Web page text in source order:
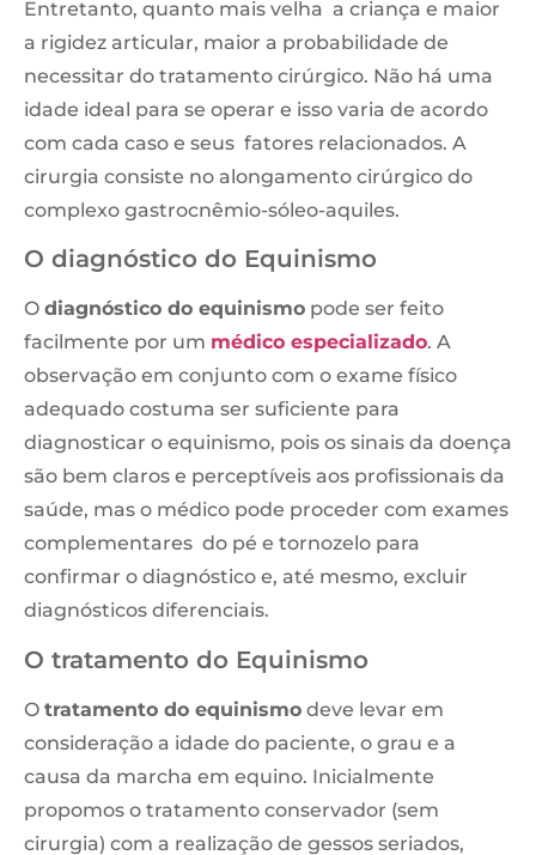
Entretanto, quanto mais velha a criança e maior
a rigidez articular, maior a probabilidade de
necessitar do tratamento cirúrgico. Não há uma
idade ideal para se operar e isso varia de acordo
com cada caso e seus fatores relacionados. A
cirurgia consiste no alongamento cirúrgico do
complexo gastrocnêmio-sóleo-aquiles.
O diagnóstico do Equinismo
O diagnóstico do equinismo pode ser feito
facilmente por um médico especializado. A
observação em conjunto com o exame físico
adequado costuma ser suficiente para
diagnosticar o equinismo, pois os sinais da doença
são bem claros e perceptíveis aos profissionais da
saúde, mas o médico pode proceder com exames
complementares do pé e tornozelo para
confirmar o diagnóstico e, até mesmo, excluir
diagnósticos diferenciais.
O tratamento do Equinismo
O tratamento do equinismo deve levar em
consideração a idade do paciente, o grau e a
causa da marcha em equino. Inicialmente
propomos o tratamento conservador (sem
cirurgia) com a realização de gessos seriados,